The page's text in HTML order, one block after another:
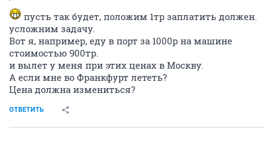
пусть так будет, положим 1тр заплатить должен.
усложним задачу.
Вот я, например, еду в порт за 1000р на машине
стоимостью 900тр.
и вылет у меня при этих ценах в Москву.
А если мне во Франкфурт лететь?
Цена должна измениться?
ОТВЕТИТЬ